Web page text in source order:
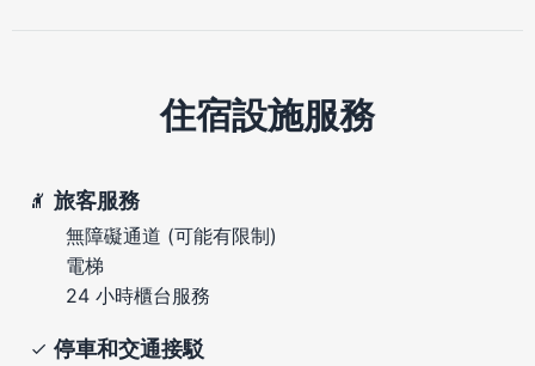
住宿設施服務
旅客服務
無障礙通道 (可能有限制)
電梯
24 小時櫃台服務
停車和交通接駁